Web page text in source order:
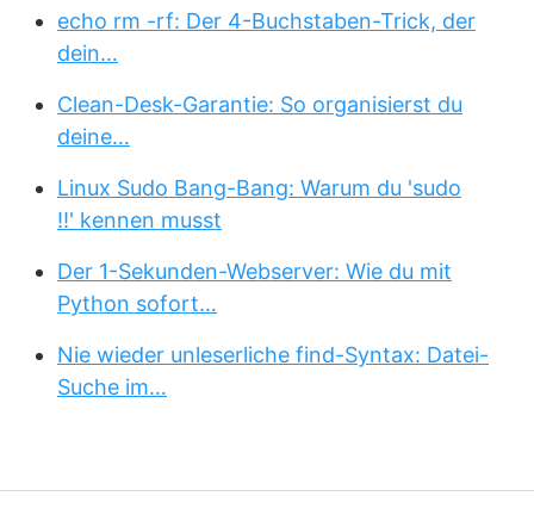
echo rm -rf: Der 4-Buchstaben-Trick, der
dein…
Clean-Desk-Garantie: So organisierst du
deine…
Linux Sudo Bang-Bang: Warum du 'sudo
!!' kennen musst
Der 1-Sekunden-Webserver: Wie du mit
Python sofort…
Nie wieder unleserliche find-Syntax: Datei-
Suche im…